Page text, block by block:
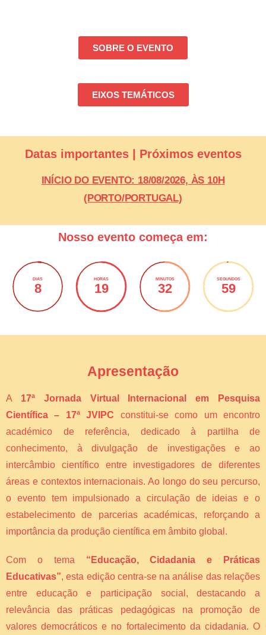
SOBRE O EVENTO
EIXOS TEMÁTICOS
Datas importantes | Próximos eventos
INÍCIO DO EVENTO: 18/08/2026, ÀS 10H
(PORTO/PORTUGAL)
Nosso evento começa em:
DIAS
8
HORAS
19
MINUTOS
32
SEGUNDOS
59
Apresentação
A 17ª Jornada Virtual Internacional em Pesquisa
Científica – 17ª JVIPC constitui-se como um encontro
académico de referência, dedicado à partilha de
conhecimento, à divulgação de investigações e ao
intercâmbio científico entre investigadores de diferentes
áreas e contextos internacionais. Ao longo do seu percurso,
o evento tem impulsionado a circulação de ideias e o
estabelecimento de parcerias académicas, reforçando a
importância da produção científica em âmbito global.
Com o tema “Educação, Cidadania e Práticas
Educativas”, esta edição centra-se na análise das relações
entre educação e participação social, destacando a
relevância das práticas pedagógicas na promoção de
valores democráticos e no fortalecimento da cidadania. O